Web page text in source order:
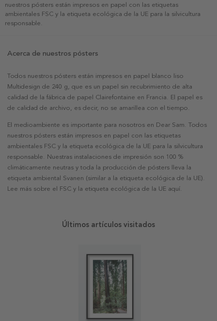
nuestros pósters están impresos en papel con las etiquetas
ambientales FSC y la etiqueta ecológica de la UE para la silvicultura
responsable.
Acerca de nuestros pósters
Todos nuestros pósters están impresos en papel blanco liso
Multidesign de 240 g, que es un papel sin recubrimiento de alta
calidad de la fábrica de papel Clairefontaine en Francia. El papel es
de calidad de archivo, es decir, no se amarillea con el tiempo.
El medioambiente es importante para nosotros en Dear Sam. Todos
nuestros pósters están impresos en papel con las etiquetas
ambientales FSC y la etiqueta ecológica de la UE para la silvicultura
responsable. Nuestras instalaciones de impresión son 100 %
climáticamente neutras y toda la producción de pósters lleva la
etiqueta ambiental Svanen (similar a la etiqueta ecológica de la UE).
Lee más sobre el FSC y la etiqueta ecológica de la UE aquí.
Últimos artículos visitados